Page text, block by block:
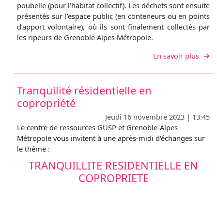
poubelle (pour l’habitat collectif). Les déchets sont ensuite
présentés sur l’espace public (en conteneurs ou en points
d’apport volontaire), où ils sont finalement collectés par
les ripeurs de Grenoble Alpes Métropole.
En savoir plussur
Tranquilité résidentielle en
copropriété
Jeudi 16 novembre 2023 | 13:45
Le centre de ressources GUSP et Grenoble-Alpes
Métropole vous invitent à une après-midi d'échanges sur
le thème :
TRANQUILLITE RESIDENTIELLE EN
COPROPRIETE